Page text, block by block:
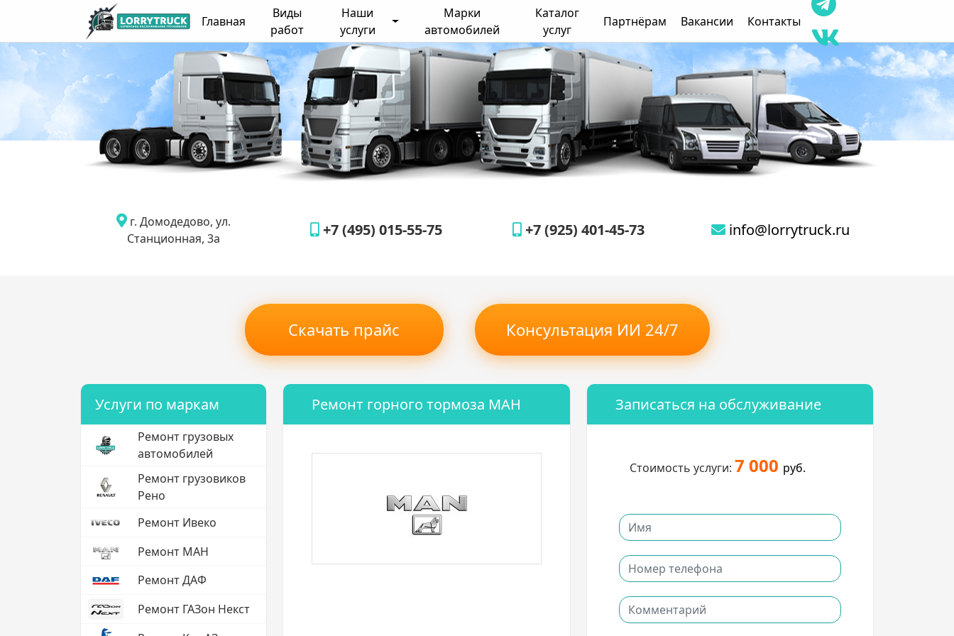
Главная
Виды
работ
Наши
услуги
Марки
автомобилей
Каталог
услуг
Партнёрам Вакансии Контакты
г. Домодедово, ул.
Станционная, 3а
+7 (495) 015-55-75 +7 (925) 401-45-73 info@lorrytruck.ru
Скачать прайс Консультация ИИ 24/7
Услуги по маркам
Ремонт грузовых
автомобилей
Ремонт грузовиков
Рено
Ремонт Ивеко
Ремонт МАН
Ремонт ДАФ
Ремонт ГАЗон Некст
Ремонт горного тормоза МАН Записаться на обслуживание
Стоимость услуги: 7 000 руб.